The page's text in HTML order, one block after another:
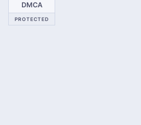
DMCA
PROTECTED